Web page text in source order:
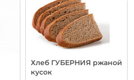
Хлеб ГУБЕРНИЯ ржаной
кусок